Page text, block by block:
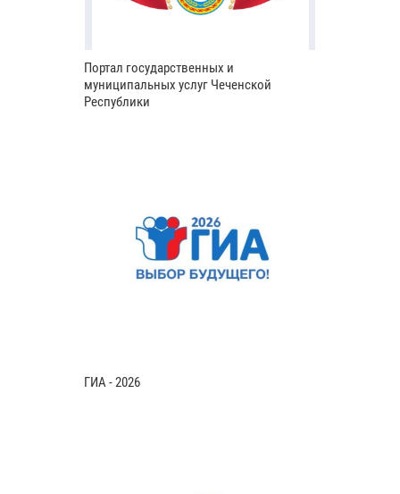
Портал государственных и
муниципальных услуг Чеченской
Республики
ГИА - 2026